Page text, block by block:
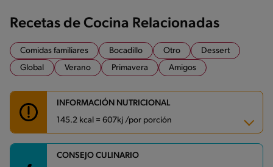
Recetas de Cocina Relacionadas
Comidas familiares Bocadillo Otro
Dessert
Global
Verano Primavera Amigos
INFORMACIÓN NUTRICIONAL
145.2 kcal = 607kj /por porción
Carbohidratos 26.1 g
CONSEJO CULINARIO